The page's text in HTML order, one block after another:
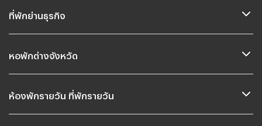
ที่พักย่านธุรกิจ
หอพักต่างจังหวัด
ห้องพักรายวัน ที่พักรายวัน